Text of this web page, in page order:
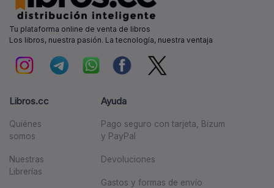
Tu plataforma online de venta de libros
Los libros, nuestra pasión. La tecnología, nuestra ventaja
Libros.cc
Quiénes
somos
Nuestras
Librerías
Ayuda
Pago seguro con tarjeta, Bizum
y PayPal
Devoluciones
Gastos y formas de envío